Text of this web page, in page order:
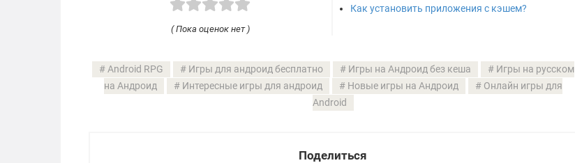
( Пока оценок нет )
Как установить приложения с кэшем?
Android RPG Игры для андроид бесплатно Игры на Андроид без кеша
Игры на русском
на Андроид
Интересные игры для андроид Новые игры на Андроид
Онлайн игры для
Android
Поделиться